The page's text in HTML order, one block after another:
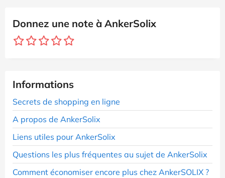
Donnez une note à AnkerSolix
Informations
Secrets de shopping en ligne
A propos de AnkerSolix
Liens utiles pour AnkerSolix
Questions les plus fréquentes au sujet de AnkerSolix
Comment économiser encore plus chez AnkerSOLIX ?